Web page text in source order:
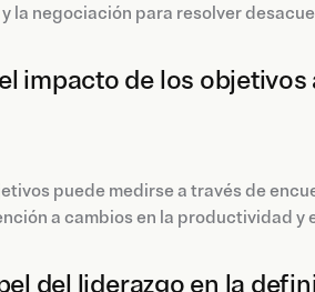
la negociación para resolver
impacto de los
puede medirse a través de
a cambios en la productividad y
del liderazgo en la